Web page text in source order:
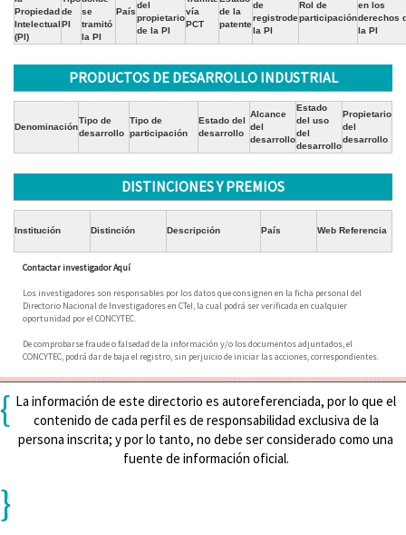
Propiedad
Intelectual
(PI)
de
PI
se
tramitó
la PI
País
del
propietario
de la PI
vía
PCT
de la
patente
de
registrode
la PI
Rol de
participación
en los
derechos
la PI
PRODUCTOS DE DESARROLLO INDUSTRIAL
Denominación
Tipo de
desarrollo
Tipo de
participación
Estado del
desarrollo
Alcance
del
desarrollo
Estado
del uso
del
desarrollo
Propietario
del
desarrollo
DISTINCIONES Y PREMIOS
Institución Distinción Descripción País Web Referencia
Contactar investigador Aquí
Los investigadores son responsables por los datos que consignen en la ficha personal del
Directorio Nacional de Investigadores en CTeI, la cual podrá ser verificada en cualquier
oportunidad por el CONCYTEC.
De comprobarse fraude o falsedad de la información y/o los documentos adjuntados, el
CONCYTEC, podrá dar de baja el registro, sin perjuicio de iniciar las acciones, correspondientes.
{ La información de este directorio es autoreferenciada, por lo que el
contenido de cada perfil es de responsabilidad exclusiva de la
persona inscrita; y por lo tanto, no debe ser considerado como una
fuente de información oficial.
}